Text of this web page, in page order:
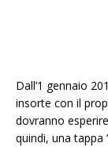
Dall’1 gennaio
insorte con il
dovranno
quindi, una tappa